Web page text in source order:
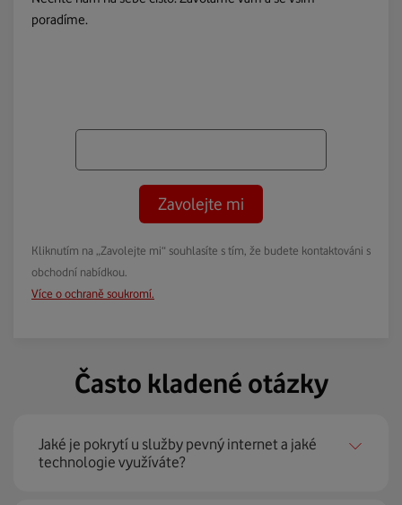
poradíme.
Zavolejte mi
Kliknutím na „Zavolejte mi“ souhlasíte s tím, že budete kontaktováni s
obchodní nabídkou.
Více o ochraně soukromí.
Často kladené otázky
Jaké je pokrytí u služby pevný internet a jaké
technologie využíváte?